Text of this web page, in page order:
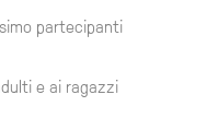
partecipanti
e ai ragazzi